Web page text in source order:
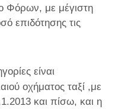
Φόρων, με μέγιστη
επιδότησης τις
είναι
οχήματος ταξί ,με
και πίσω, και η